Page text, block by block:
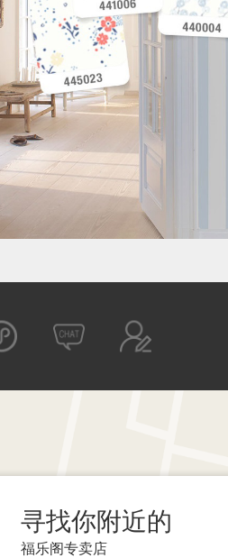
寻找你附近的
福乐阁专卖店